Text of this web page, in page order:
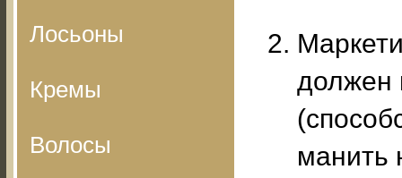
Лосьоны
Кремы
Волосы
должен
манить